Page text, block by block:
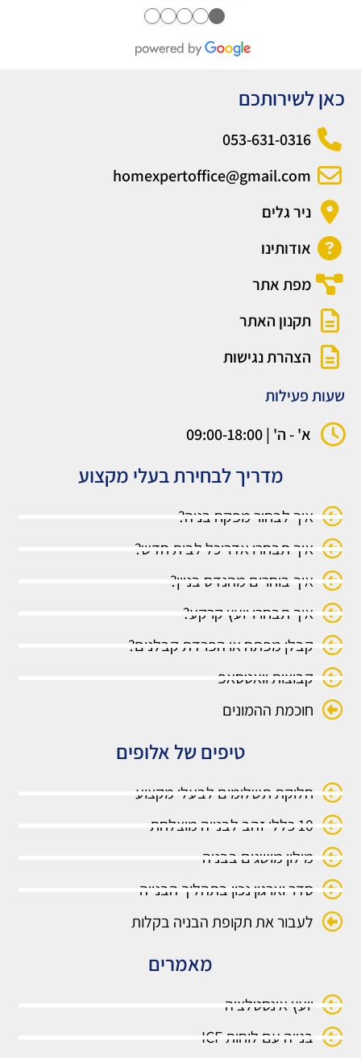
●
●
●
●
●
כאן לשירותכם
053-631-0316
homexpertoffice@gmail.com
ניר גלים
אודותינו
מפת אתר
תקנון האתר
הצהרת נגישות
שעות פעילות
א' - ה' | 09:00-18:00
מדריך לבחירת בעלי מקצוע
איך לבחור מפקח בניה?
איך תבחרו אדריכל לבית חדש?
איך בוחרים מהנדס בניין?
איך תבחרו יועץ קרקע?
קבלן מפתח או הפרדת קבלנים?
קבוצות וואטסאפ
חוכמת ההמונים
טיפים של אלופים
חלוקת תשלומים לבעלי מקצוע
10 כללי זהב לבנייה מוצלחת
מילון מושגים בבניה
סדר וארגון נכון בתהליך הבנייה
לעבור את תקופת הבניה בקלות
מאמרים
יועץ אינסטלציה
בנייה עם לוחות ICF